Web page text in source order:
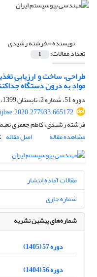
نویسنده =فرشته رشیدی
تعداد مقالات: 1
مواد به درون دستگاه
دوره 51، شماره 2، تابستان 1399، صفحه
فرشته رشیدی، کاظم جعفری
مشاهده مقاله
اصل مقاله
مقالات آماده انتشار
شماره جاری
شماره‌های پیشین نشریه
دوره 57 (1405)
دوره 56 (1404)